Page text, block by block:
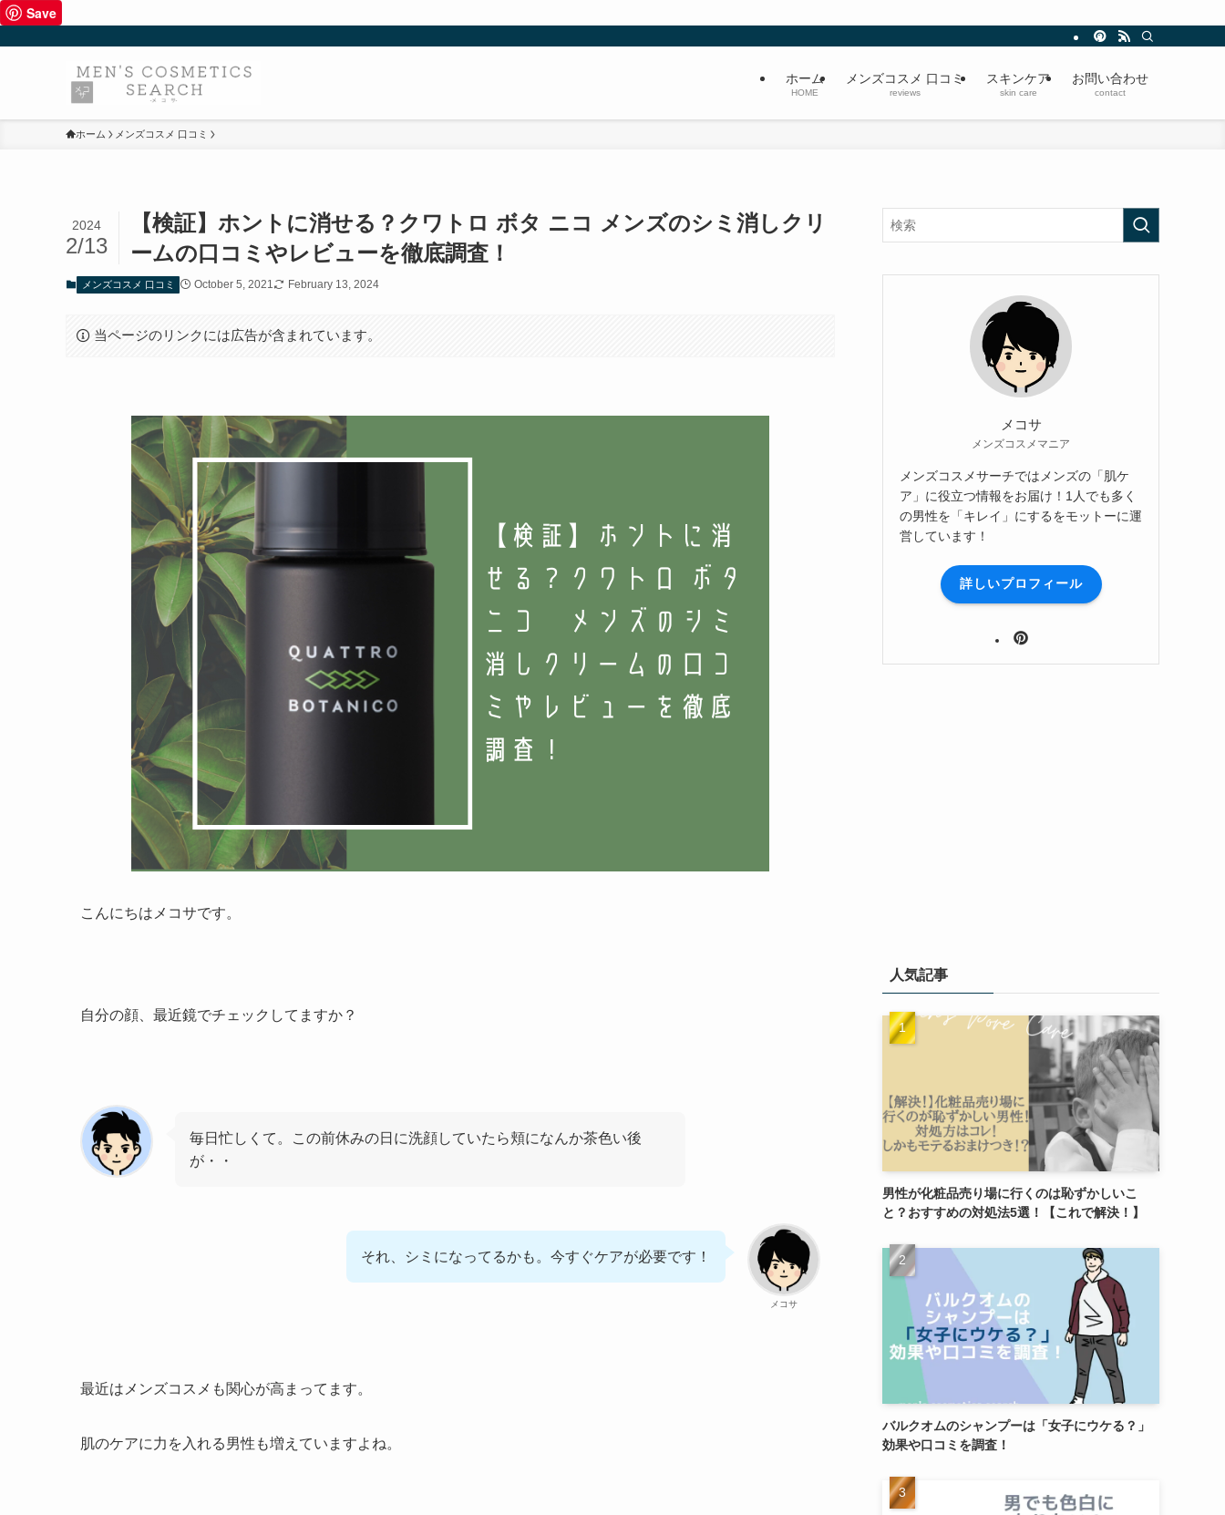
Save
ホーム
HOME
メンズコスメ 口コミ
reviews
スキンケア
skin care
お問い合わせ
contact
ホーム メンズコスメ 口コミ
【検証】ホントに消せる？クワトロ ボタ ニコ メンズのシミ消しクリ
ームの口コミやレビューを徹底調査！
2024
2/13
メンズコスメ 口コミ October 5, 2021 February 13, 2024
当ページのリンクには広告が含まれています。
こんにちはメコサです。
自分の顔、最近鏡でチェックしてますか？
毎日忙しくて。この前休みの日に洗顔していたら頬になんか茶色い後
が・・
メコサ
それ、シミになってるかも。今すぐケアが必要です！
最近はメンズコスメも関心が高まってます。
肌のケアに力を入れる男性も増えていますよね。
メコサ
メンズコスメマニア
メンズコスメサーチではメンズの「肌ケ
ア」に役立つ情報をお届け！1人でも多く
の男性を「キレイ」にするをモットーに運
営しています！
詳しいプロフィール
人気記事
男性が化粧品売り場に行くのは恥ずかしいこ
と？おすすめの対処法5選！【これで解決！】
バルクオムのシャンプーは「女子にウケる？」
効果や口コミを調査！